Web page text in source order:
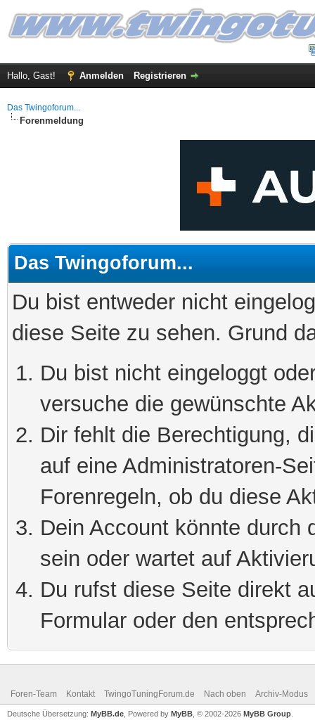
Hallo, Gast! Anmelden Registrieren
Das Twingoforum...
Forenmeldung
Das Twingoforum...
Du bist entweder nicht
diese Seite zu sehen. Grund
Du bist nicht eingeloggt
versuche die gewünschte
Dir fehlt die Berechtigung,
auf eine Administratoren-
Forenregeln, ob du diese
Dein Account könnte durch
sein oder wartet auf
Du rufst diese Seite direkt
Formular oder den
Foren-Team Kontakt TwingoTuningForum.de Nach oben Archiv-Modus
Deutsche Übersetzung: MyBB.de , Powered by MyBB , © 2002-2026 MyBB Group